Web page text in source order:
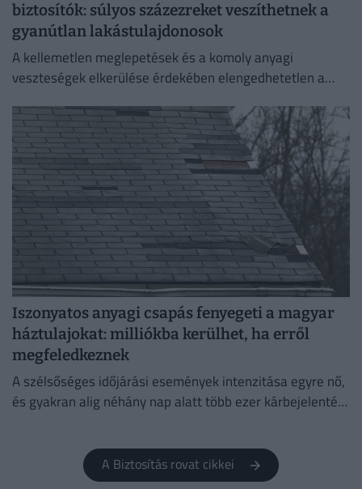
biztosítók: súlyos százezreket veszíthetnek a
gyanútlan lakástulajdonosok
A kellemetlen meglepetések és a komoly anyagi
veszteségek elkerülése érdekében elengedhetetlen a
Iszonyatos anyagi csapás fenyegeti a magyar
háztulajokat: milliókba kerülhet, ha erről
megfeledkeznek
A szélsőséges időjárási események intenzitása egyre nő,
és gyakran alig néhány nap alatt több ezer kárbejelentést
A Biztosítás rovat cikkei